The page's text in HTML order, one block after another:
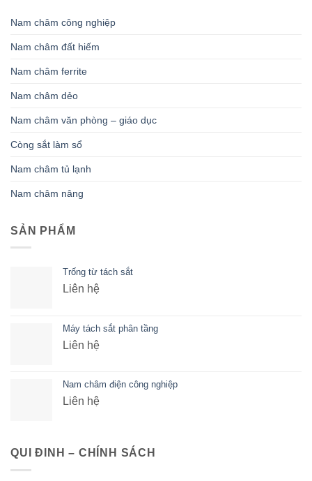
Nam châm công nghiệp
Nam châm đất hiếm
Nam châm ferrite
Nam châm dẻo
Nam châm văn phòng – giáo dục
Còng sắt làm sổ
Nam châm tủ lạnh
Nam châm nâng
SẢN PHẨM
Trống từ tách sắt
Liên hệ
Máy tách sắt phân tầng
Liên hệ
Nam châm điện công nghiệp
Liên hệ
QUI ĐINH – CHÍNH SÁCH